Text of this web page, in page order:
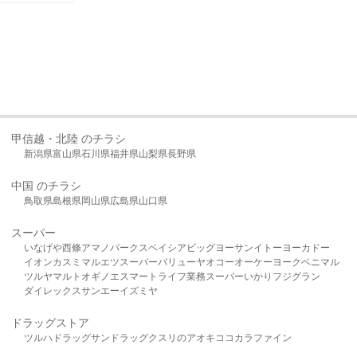
甲信越・北陸 のチラシ
新潟県富山県石川県福井県山梨県長野県
中国 のチラシ
鳥取県島根県岡山県広島県山口県
スーパー
いなげや西條アマノパークスベイシア ビッグヨーサンイトーヨーカドー
イオンカスミ マルエツスーパーバリューヤオコーオーケー ヨークベニマル
ツルヤマルト オギノ エスマート ライフ業務スーパーいかり フジグラン
ダイレックスサンエーイズミヤ
ドラッグストア
ツルハドラッグサンドラッグクスリのアオキ ココカラファイン